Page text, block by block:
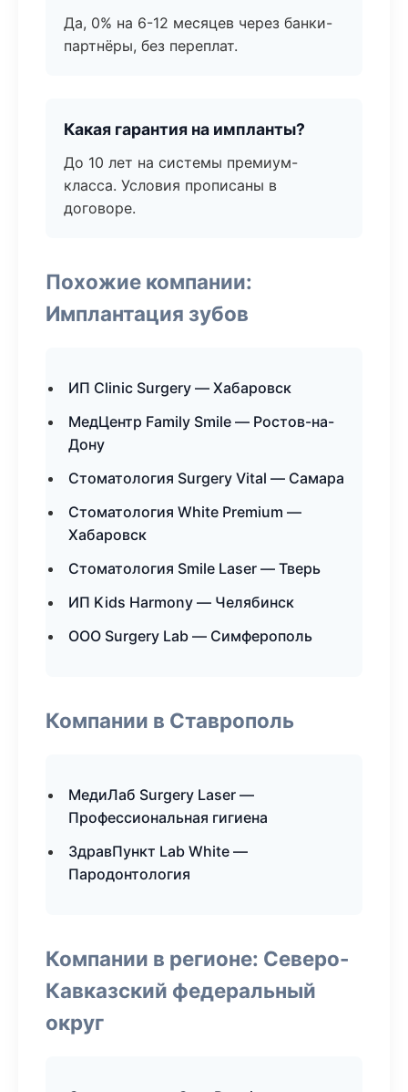
Да, 0% на 6-12 месяцев через банки-
партнёры, без переплат.
Какая гарантия на импланты?
До 10 лет на системы премиум-
класса. Условия прописаны в
договоре.
Похожие компании:
Имплантация зубов
ИП Clinic Surgery — Хабаровск
МедЦентр Family Smile — Ростов-на-
Дону
Стоматология Surgery Vital — Самара
Стоматология White Premium —
Хабаровск
Стоматология Smile Laser — Тверь
ИП Kids Harmony — Челябинск
ООО Surgery Lab — Симферополь
Компании в Ставрополь
МедиЛаб Surgery Laser —
Профессиональная гигиена
ЗдравПункт Lab White —
Пародонтология
Компании в регионе: Северо-
Кавказский федеральный
округ